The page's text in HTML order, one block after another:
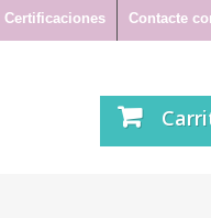
Contacte
Certificaciones